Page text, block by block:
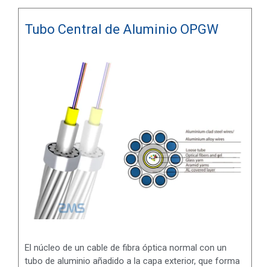
Tubo Central de Aluminio OPGW
El núcleo de un cable de fibra óptica normal con un
tubo de aluminio añadido a la capa exterior, que forma